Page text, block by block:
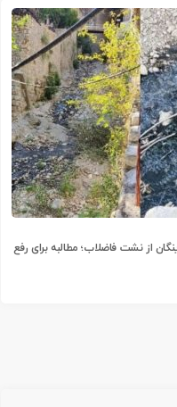
از نشت فاضلاب؛ مطالبه برای رفع